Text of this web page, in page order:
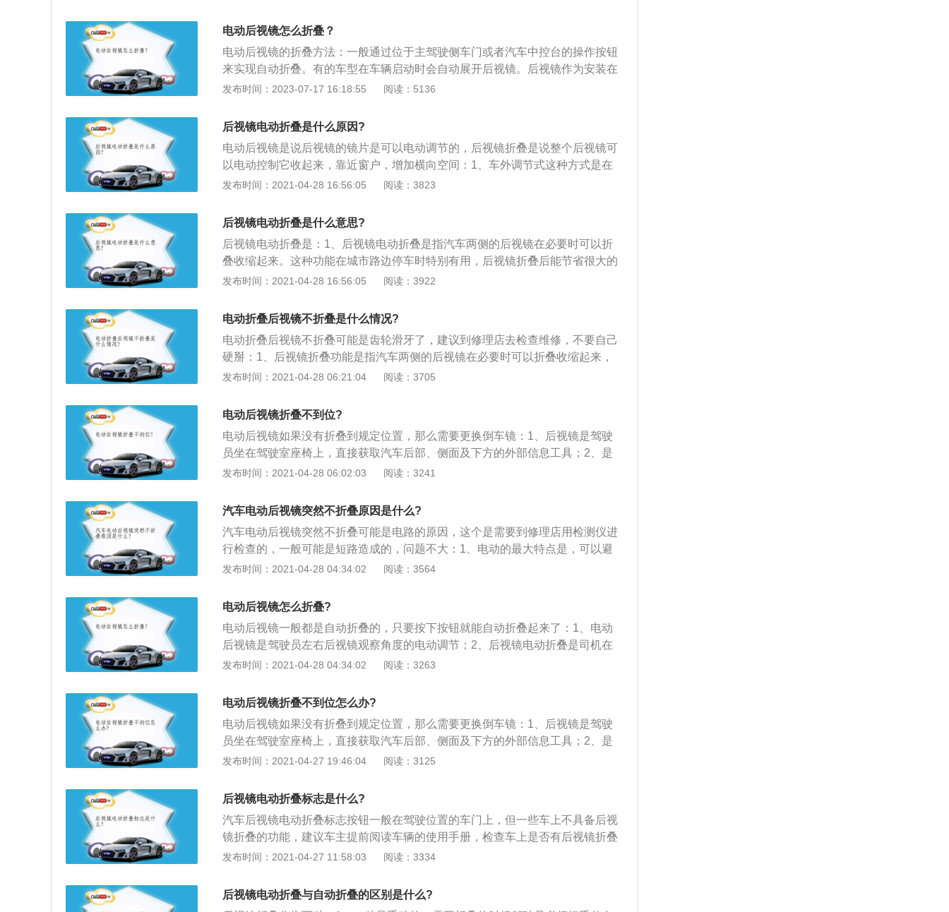
m、宽1830mm、高1729mm，该车搭载了1.5T涡轮增压发动机和6挡手动变速
箱，轴距是2680mm，油箱容积是55升。
电动后视镜怎么折叠？
电动后视镜的折叠方法：一般通过位于主驾驶侧车门或者汽车中控台的操作按钮
来实现自动折叠。有的车型在车辆启动时会自动展开后视镜。后视镜作为安装在
车辆上宽度最宽的零部件，在造成相擦的情况下易受到冲击，为了最大程度避免
以收缩起来，提高了车子的通过性，在驾驶员离开车子的时候，也可以把后视镜
折叠起来，不仅可以保护镜面，还可以缩小停车泊位空间，有效避免了刮蹭。
发布时间：2023-07-17 16:18:55 阅读：5136
后视镜电动折叠是什么原因?
电动后视镜是说后视镜的镜片是可以电动调节的，后视镜折叠是说整个后视镜可
以电动控制它收起来，靠近窗户，增加横向空间：1、车外调节式这种方式是在
停车状态下，通过用手直接调节镜框或镜面的位置的方式来完成视角的调节，该
节，在行车、雨天等情况下调节很不方便。一般的大型汽车、载货汽车和低挡客
车都采用车外调节方式，以降低成本；2、车内调节式这种方式可为驾驶员在行
驶过程中调节后视镜，观察后视野提供较为方便的条件。中、高挡轿车大都采用
车内调节方式。该方式又分为手动调节式（钢丝索传动调节或手柄调节）和电动
调节式2种；3、由于后视镜的位置直接关系到驾驶员能否观察到车后的情况，而
代汽车的后视镜基本都为电动的，由电气控制系统来操纵。
发布时间：2021-04-28 16:56:05 阅读：3823
后视镜电动折叠是什么意思?
后视镜电动折叠是：1、后视镜电动折叠是指汽车两侧的后视镜在必要时可以折
叠收缩起来。这种功能在城市路边停车时特别有用，后视镜折叠后能节省很大的
空间，同时也可避免自己的爱车受“断耳”之痛；2、车辆在行车过程中难免发生一
下，最易受到冲击，为了最大程度避免擦伤，就需要后视镜有折叠功能。具有折
叠功能的后视镜，在通过狭窄路段时可以收缩起来，提高了车子的通过性，在驾
驶员离开车子的时候，也可以把后视镜折叠起来，不仅可以保护镜面，还可以缩
小停车泊位空间，有效的避免了刮蹭；3、多数情况下，后视镜折叠按钮位于主
驾驶位控制玻璃升降按钮区域附近，但也有些车型是例外，比如换挡底座区域。
发布时间：2021-04-28 16:56:05 阅读：3922
电动折叠后视镜不折叠是什么情况?
电动折叠后视镜不折叠可能是齿轮滑牙了，建议到修理店去检查维修，不要自己
硬掰：1、后视镜折叠功能是指汽车两侧的后视镜在必要时可以折叠收缩起来，
分为手动和电动两种；2、有的是可以手动设置自动折叠的，车型不一样，方法
掰坏了，或者撞着挂坏了，里边是一个小电机，但是没有单独的电机更换。
发布时间：2021-04-28 06:21:04 阅读：3705
电动后视镜折叠不到位?
电动后视镜如果没有折叠到规定位置，那么需要更换倒车镜：1、后视镜是驾驶
员坐在驾驶室座椅上，直接获取汽车后部、侧面及下方的外部信息工具；2、是
为了方便驾驶员操作方便，防止行车安全事故的发生，保证人身安全而设计的；
发布时间：2021-04-28 06:02:03 阅读：3241
汽车电动后视镜突然不折叠原因是什么?
汽车电动后视镜突然不折叠可能是电路的原因，这个是需要到修理店用检测仪进
行检查的，一般可能是短路造成的，问题不大：1、电动的最大特点是，可以避
免在拥挤的地方停车后忘掰后视镜，减少被刮花的可能性，因为它在锁车后会自
人认为，后视镜折合后会导致他人停车时参照物变窄，更容易刮伤车身；3、但
实际不折叠起来更危险，有些路人不小心就会直接将你的车后视镜撞坏的，还有
些车辆通过时感觉你的车后视镜挡道，司机可能会硬掰折叠的。
发布时间：2021-04-28 04:34:02 阅读：3564
电动后视镜怎么折叠?
电动后视镜一般都是自动折叠的，只要按下按钮就能自动折叠起来了：1、电动
后视镜是驾驶员左右后视镜观察角度的电动调节；2、后视镜电动折叠是司机在
车内对后视镜进行折叠，启动时后视镜会自动打开；3、具有后视镜电动折叠功
发布时间：2021-04-28 04:34:02 阅读：3263
电动后视镜折叠不到位怎么办?
电动后视镜如果没有折叠到规定位置，那么需要更换倒车镜：1、后视镜是驾驶
员坐在驾驶室座椅上，直接获取汽车后部、侧面及下方的外部信息工具；2、是
为了方便驾驶员操作方便，防止行车安全事故的发生，保证人身安全而设计的；
发布时间：2021-04-27 19:46:04 阅读：3125
后视镜电动折叠标志是什么?
汽车后视镜电动折叠标志按钮一般在驾驶位置的车门上，但一些车上不具备后视
镜折叠的功能，建议车主提前阅读车辆的使用手册，检查车上是否有后视镜折叠
的功能：1、后视镜自动折叠算是一个不错的快捷性功能，以前的话还要驾驶员
节样式会有差异，不过功能上都是一样的；2、按下后视镜自动折叠按钮或者旋
转按钮到自动折叠位置后，两侧外后视镜会同时折叠。一般来说，自动折叠后的
发布时间：2021-04-27 11:58:03 阅读：3334
后视镜电动折叠与自动折叠的区别是什么?